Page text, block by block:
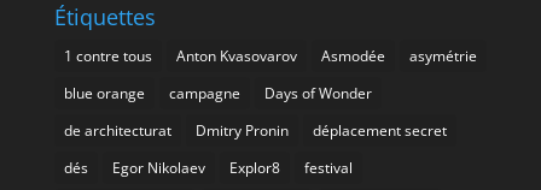
Étiquettes
1 contre tous Anton Kvasovarov Asmodée
asymétrie
blue orange
campagne
Days of Wonder
de architecturat
Dmitry Pronin
déplacement secret
dés
Egor Nikolaev Explor8
festival